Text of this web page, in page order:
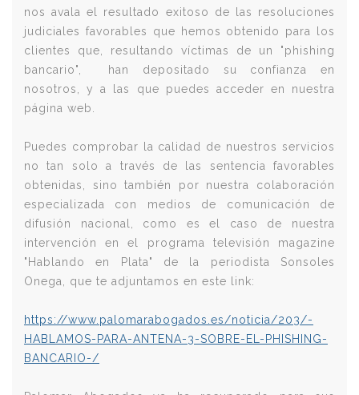
nos avala el resultado exitoso de las resoluciones
judiciales favorables que hemos obtenido para los
clientes que, resultando víctimas de un "phishing
bancario", han depositado su confianza en
nosotros, y a las que puedes acceder en nuestra
página web.
Puedes comprobar la calidad de nuestros servicios
no tan solo a través de las sentencia favorables
obtenidas, sino también por nuestra colaboración
especializada con medios de comunicación de
difusión nacional, como es el caso de nuestra
intervención en el programa televisión magazine
"Hablando en Plata" de la periodista Sonsoles
Onega, que te adjuntamos en este link:
https://www.palomarabogados.es/noticia/203/-
HABLAMOS-PARA-ANTENA-3-SOBRE-EL-PHISHING-
BANCARIO-/